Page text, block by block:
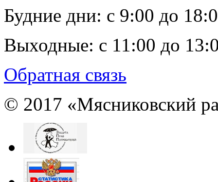
Будние дни: c 9:00 до
Выходные: с 11:00 до
Обратная связь
© 2017 «Мясниковский